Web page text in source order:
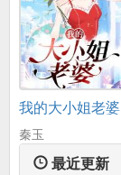
我的大小姐老婆
秦玉
最近更新